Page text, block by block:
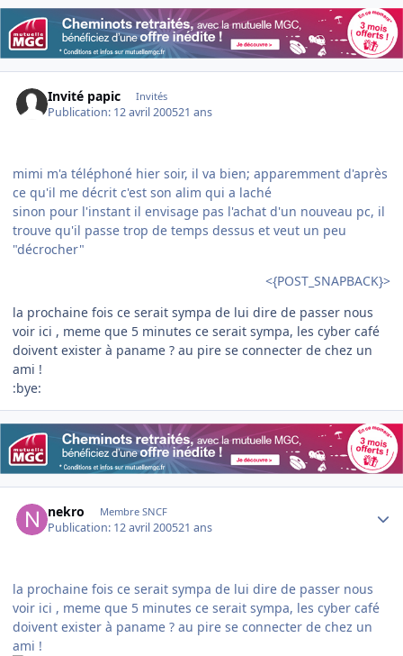
Invité papic Invités
Publication: 12 avril 200521 ans
mimi m'a téléphoné hier soir, il va bien; apparemment d'après
ce qu'il me décrit c'est son alim qui a laché
sinon pour l'instant il envisage pas l'achat d'un nouveau pc, il
trouve qu'il passe trop de temps dessus et veut un peu
"décrocher"
<{POST_SNAPBACK}>
la prochaine fois ce serait sympa de lui dire de passer nous
voir ici , meme que 5 minutes ce serait sympa, les cyber café
doivent exister à paname ? au pire se connecter de chez un
ami !
:bye:
nekro Membre SNCF
Publication: 12 avril 200521 ans
la prochaine fois ce serait sympa de lui dire de passer nous
voir ici , meme que 5 minutes ce serait sympa, les cyber café
doivent exister à paname ? au pire se connecter de chez un
ami !